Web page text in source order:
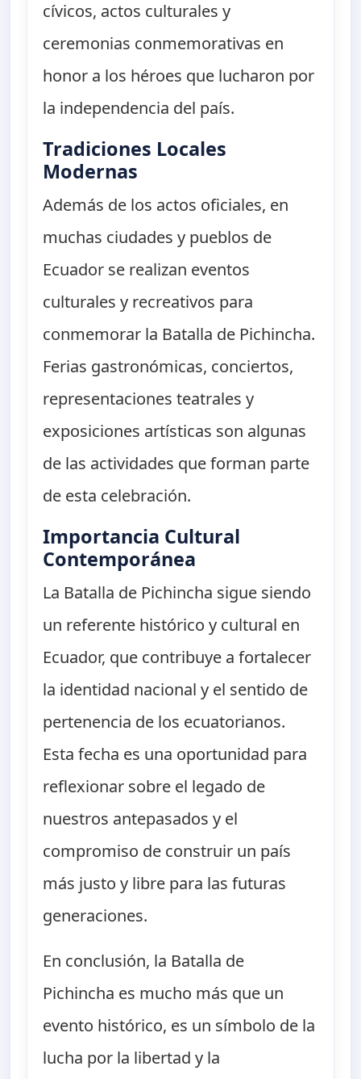
cívicos, actos culturales y
ceremonias conmemorativas en
honor a los héroes que lucharon por
la independencia del país.
Tradiciones Locales
Modernas
Además de los actos oficiales, en
muchas ciudades y pueblos de
Ecuador se realizan eventos
culturales y recreativos para
conmemorar la Batalla de Pichincha.
Ferias gastronómicas, conciertos,
representaciones teatrales y
exposiciones artísticas son algunas
de las actividades que forman parte
de esta celebración.
Importancia Cultural
Contemporánea
La Batalla de Pichincha sigue siendo
un referente histórico y cultural en
Ecuador, que contribuye a fortalecer
la identidad nacional y el sentido de
pertenencia de los ecuatorianos.
Esta fecha es una oportunidad para
reflexionar sobre el legado de
nuestros antepasados y el
compromiso de construir un país
más justo y libre para las futuras
generaciones.
En conclusión, la Batalla de
Pichincha es mucho más que un
evento histórico, es un símbolo de la
lucha por la libertad y la